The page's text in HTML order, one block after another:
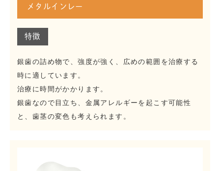
メタルインレー
特徴
銀歯の詰め物で、強度が強く、広めの範囲を治療する
時に適しています。
治療に時間がかかります。
銀歯なので目立ち、金属アレルギーを起こす可能性
と、歯茎の変色も考えられます。